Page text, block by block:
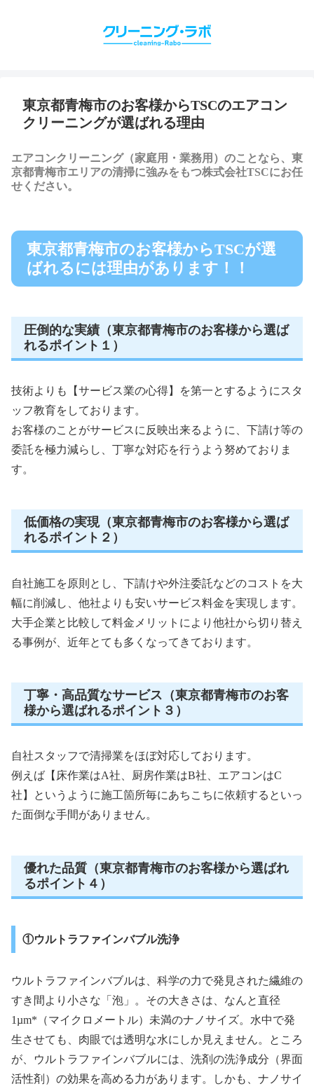
東京都青梅市のお客様からTSCのエアコン
クリーニングが選ばれる理由
エアコンクリーニング（家庭用・業務用）のことなら、東
京都青梅市エリアの清掃に強みをもつ株式会社TSCにお任
せください。
東京都青梅市のお客様からTSCが選
ばれるには理由があります！！
圧倒的な実績（東京都青梅市のお客様から選ば
れるポイント１）
技術よりも【サービス業の心得】を第一とするようにスタ
ッフ教育をしております。
お客様のことがサービスに反映出来るように、下請け等の
委託を極力減らし、丁寧な対応を行うよう努めておりま
す。
低価格の実現（東京都青梅市のお客様から選ば
れるポイント２）
自社施工を原則とし、下請けや外注委託などのコストを大
幅に削減し、他社よりも安いサービス料金を実現します。
大手企業と比較して料金メリットにより他社から切り替え
る事例が、近年とても多くなってきております。
丁寧・高品質なサービス（東京都青梅市のお客
様から選ばれるポイント３）
自社スタッフで清掃業をほぼ対応しております。
例えば【床作業はA社、厨房作業はB社、エアコンはC
社】というように施工箇所毎にあちこちに依頼するといっ
た面倒な手間がありません。
優れた品質（東京都青梅市のお客様から選ばれ
るポイント４）
①ウルトラファインバブル洗浄
ウルトラファインバブルは、科学の力で発見された繊維の
すき間より小さな「泡」。その大きさは、なんと直径
1µm*（マイクロメートル）未満のナノサイズ。水中で発
生させても、肉眼では透明な水にしか見えません。ところ
が、ウルトラファインバブルには、洗剤の洗浄成分（界面
活性剤）の効果を高める力があります。しかも、ナノサイ